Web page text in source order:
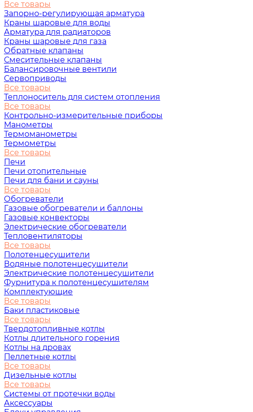
Все товары
Запорно-регулирующая арматура
Краны шаровые для воды
Арматура для радиаторов
Краны шаровые для газа
Обратные клапаны
Смесительные клапаны
Балансировочные вентили
Сервоприводы
Все товары
Теплоноситель для систем отопления
Все товары
Контрольно-измерительные приборы
Манометры
Термоманометры
Термометры
Все товары
Печи
Печи отопительные
Печи для бани и сауны
Все товары
Обогреватели
Газовые обогреватели и баллоны
Газовые конвекторы
Электрические обогреватели
Тепловентиляторы
Все товары
Полотенцесушители
Водяные полотенцесушители
Электрические полотенцесушители
Фурнитура к полотенцесушителям
Комплектующие
Все товары
Баки пластиковые
Все товары
Твердотопливные котлы
Котлы длительного горения
Котлы на дровах
Пеллетные котлы
Все товары
Дизельные котлы
Все товары
Системы от протечки воды
Аксессуары